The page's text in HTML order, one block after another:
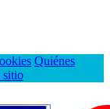
Quiénes
sitio